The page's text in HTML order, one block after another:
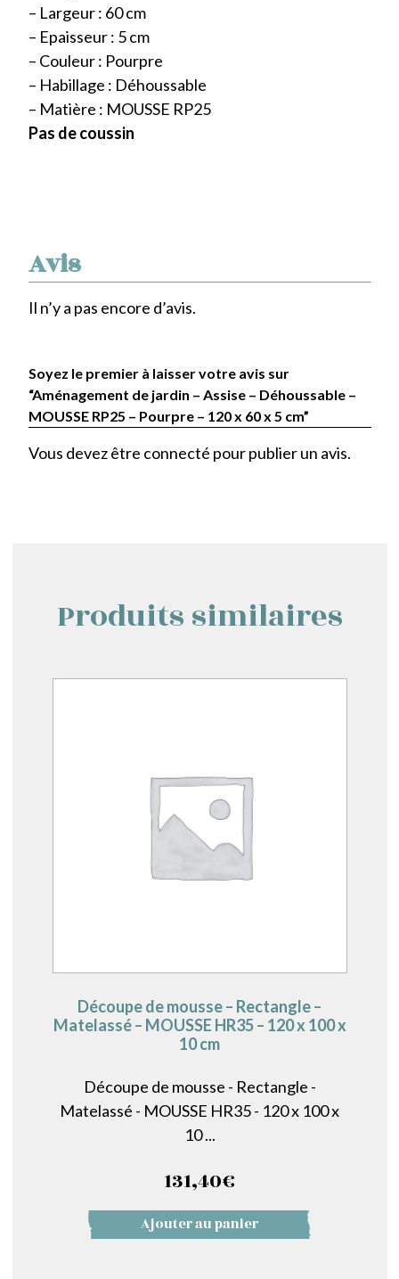
Avis
Il n’y a pas encore d’avis.
Soyez le premier à laisser votre avis sur
“Aménagement de jardin – Assise – Déhoussable –
MOUSSE RP25 – Pourpre – 120 x 60 x 5 cm”
Vous devez être connecté pour publier un avis.
– Largeur : 60 cm
– Epaisseur : 5 cm
– Couleur : Pourpre
– Habillage : Déhoussable
– Matière : MOUSSE RP25
Pas de coussin
Produits similaires
Découpe de mousse – Rectangle –
Matelassé – MOUSSE HR35 – 120 x 100 x
10 cm
Découpe de mousse - Rectangle -
Matelassé - MOUSSE HR35 - 120 x 100 x
10 ...
131,40€
Ajouter au panier